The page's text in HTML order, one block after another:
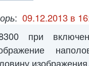
: 09.12.2013 в
при